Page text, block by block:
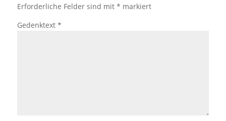
Erforderliche Felder sind mit * markiert
Gedenktext *